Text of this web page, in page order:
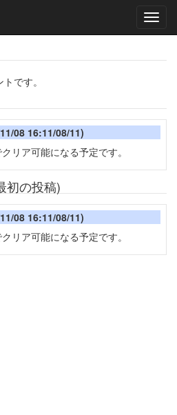
です。
08 16:11/08/11)
リア可能になる予定です。
初の投稿)
08 16:11/08/11)
リア可能になる予定です。